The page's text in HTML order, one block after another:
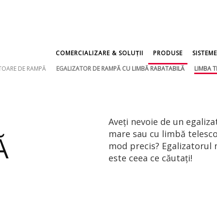
COMERCIALIZARE & SOLUṬII PRODUSE
DE RAMPĂ
EGALIZATOR DE RAMPĂ CU LIMBĂ RABATABILĂ LIMBA
Aveți nevoie de un
mare sau cu limbă
mod precis?
este ceea ce căutați!